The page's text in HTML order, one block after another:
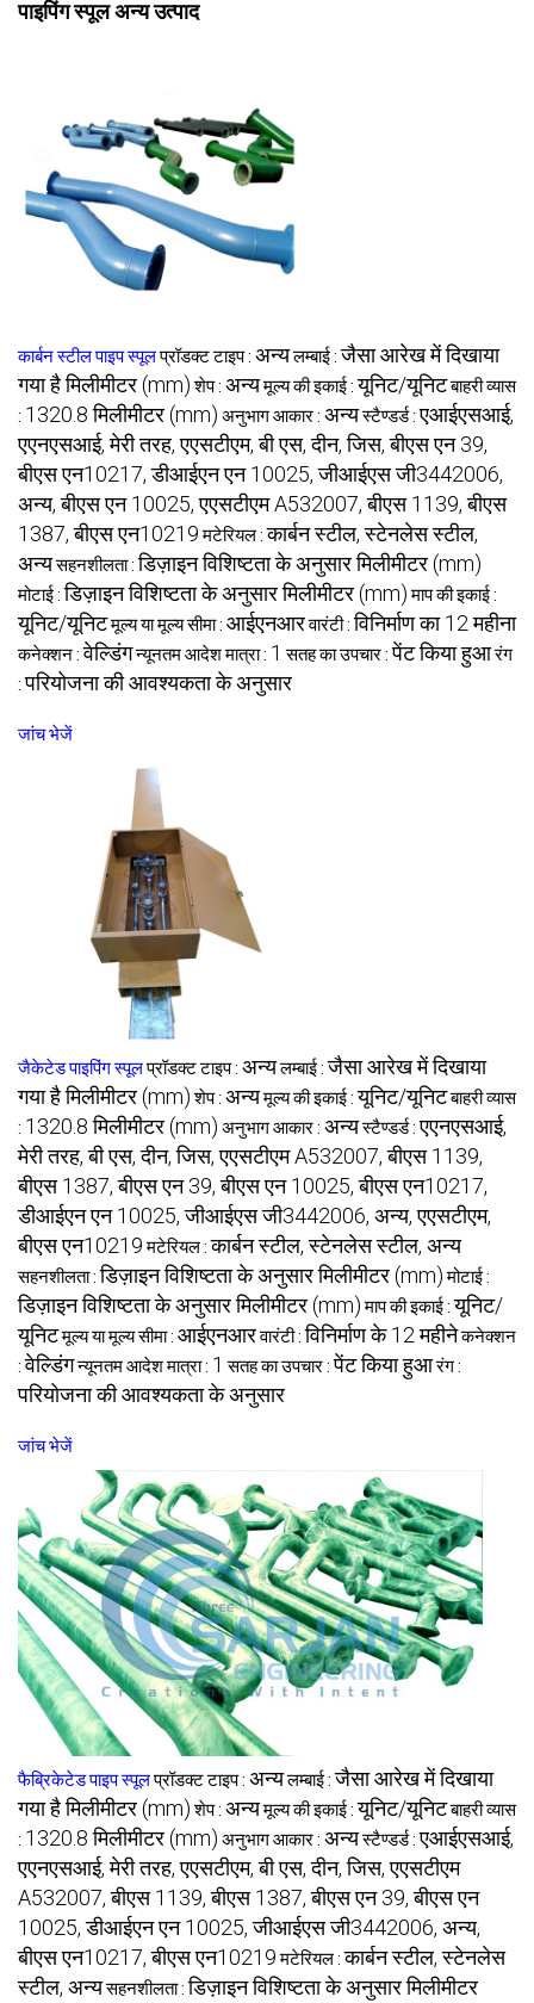
पाइपिंग स्पूल अन्य उत्पाद
कार्बन स्टील पाइप स्पूलप्रॉडक्ट टाइप : अन्यलम्बाई :जैसा आरेख में दिखाया
गया है मिलीमीटर (mm) शेप : अन्यमूल्य की इकाई :यूनिट/यूनिटबाहरी व्यास
: 1320.8 मिलीमीटर (mm) अनुभाग आकार : अन्यस्टैण्डर्ड :एआईएसआई,
एएनएसआई, मेरी तरह, एएसटीएम, बी एस, दीन, जिस, बीएस एन 39,
बीएस एन10217, डीआईएन एन 10025, जीआईएस जी3442006,
अन्य, बीएस एन 10025, एएसटीएम A532007, बीएस 1139, बीएस
1387, बीएस एन10219 मटेरियल :कार्बन स्टील, स्टेनलेस स्टील,
अन्यसहनशीलता :डिज़ाइन विशिष्टता के अनुसार मिलीमीटर (mm)
मोटाई :डिज़ाइन विशिष्टता के अनुसार मिलीमीटर (mm) माप की इकाई :
यूनिट/यूनिटमूल्य या मूल्य सीमा : आईएनआरवारंटी :विनिर्माण का 12 महीना
कनेक्शन :वेल्डिंगन्यूनतम आदेश मात्रा : 1 सतह का उपचार :पेंट किया हुआरंग
:परियोजना की आवश्यकता के अनुसार
जांच भेजें
जैकेटेड पाइपिंग स्पूलप्रॉडक्ट टाइप : अन्यलम्बाई :जैसा आरेख में दिखाया
गया है मिलीमीटर (mm) शेप : अन्यमूल्य की इकाई :यूनिट/यूनिटबाहरी व्यास
: 1320.8 मिलीमीटर (mm) अनुभाग आकार : अन्यस्टैण्डर्ड :एएनएसआई,
मेरी तरह, बी एस, दीन, जिस, एएसटीएम A532007, बीएस 1139,
बीएस 1387, बीएस एन 39, बीएस एन 10025, बीएस एन10217,
डीआईएन एन 10025, जीआईएस जी3442006, अन्य, एएसटीएम,
बीएस एन10219 मटेरियल :कार्बन स्टील, स्टेनलेस स्टील, अन्य
सहनशीलता :डिज़ाइन विशिष्टता के अनुसार मिलीमीटर (mm) मोटाई :
डिज़ाइन विशिष्टता के अनुसार मिलीमीटर (mm) माप की इकाई :यूनिट/
यूनिटमूल्य या मूल्य सीमा : आईएनआरवारंटी :विनिर्माण के 12 महीनेकनेक्शन
:वेल्डिंगन्यूनतम आदेश मात्रा : 1 सतह का उपचार :पेंट किया हुआरंग :
परियोजना की आवश्यकता के अनुसार
जांच भेजें
फैब्रिकेटेड पाइप स्पूलप्रॉडक्ट टाइप : अन्यलम्बाई :जैसा आरेख में दिखाया
गया है मिलीमीटर (mm) शेप : अन्यमूल्य की इकाई :यूनिट/यूनिटबाहरी व्यास
: 1320.8 मिलीमीटर (mm) अनुभाग आकार : अन्यस्टैण्डर्ड :एआईएसआई,
एएनएसआई, मेरी तरह, एएसटीएम, बी एस, दीन, जिस, एएसटीएम
A532007, बीएस 1139, बीएस 1387, बीएस एन 39, बीएस एन
10025, डीआईएन एन 10025, जीआईएस जी3442006, अन्य,
बीएस एन10217, बीएस एन10219 मटेरियल :कार्बन स्टील, स्टेनलेस
स्टील, अन्यसहनशीलता :डिज़ाइन विशिष्टता के अनुसार मिलीमीटर